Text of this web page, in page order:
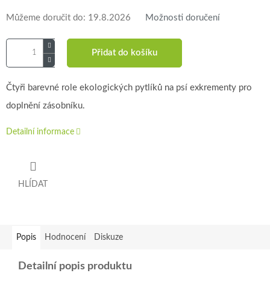
Můžeme doručit do: 19.8.2026 Možnosti doručení
Přidat do košíku
Čtyři barevné role ekologických pytlíků na psí exkrementy pro
doplnění zásobníku.
Detailní informace
HLÍDAT
Popis Hodnocení Diskuze
Detailní popis produktu